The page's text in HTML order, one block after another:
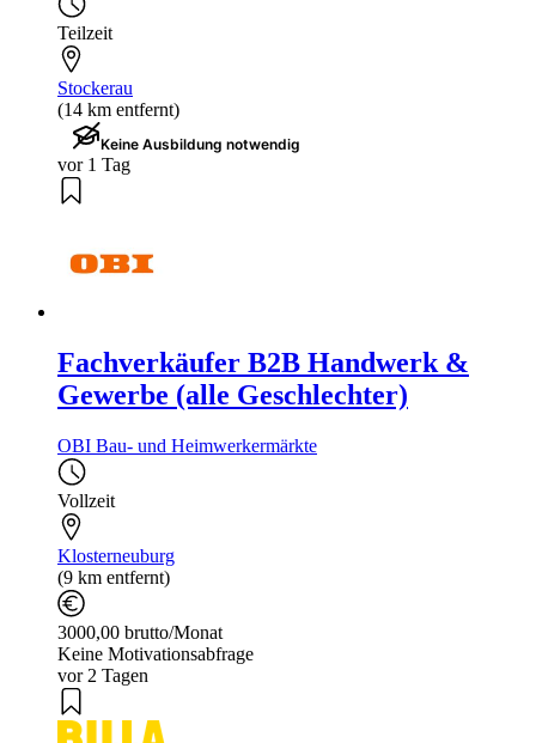
Teilzeit
Stockerau
(14 km entfernt)
Keine Ausbildung notwendig
vor 1 Tag
Fachverkäufer B2B Handwerk &
Gewerbe (alle Geschlechter)
OBI Bau- und Heimwerkermärkte
Vollzeit
Klosterneuburg
(9 km entfernt)
3000,00 brutto/Monat
Keine Motivationsabfrage
vor 2 Tagen